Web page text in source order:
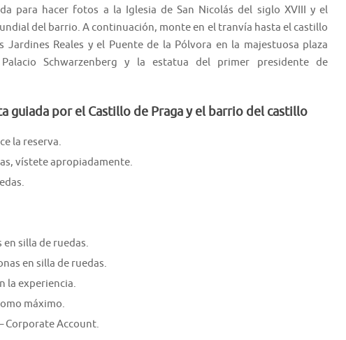
para hacer fotos a la Iglesia de San Nicolás del siglo XVIII y el
del barrio. A continuación, monte en el tranvía hasta el castillo
Reales y el Puente de la Pólvora en la majestuosa plaza
Schwarzenberg y la estatua del primer presidente de
guiada por el Castillo de Praga y el barrio del castillo
la reserva.
vístete apropiadamente.
silla de ruedas.
en silla de ruedas.
la experiencia.
máximo.
Corporate Account.